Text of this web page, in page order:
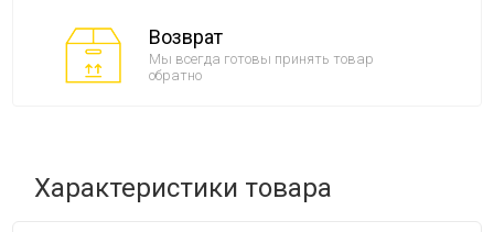
Возврат
Мы всегда готовы принять товар
обратно
Характеристики товара